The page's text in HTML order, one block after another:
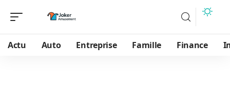
Actu Auto Entreprise Famille Finance